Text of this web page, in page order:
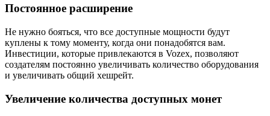
Постоянное расширение
Не нужно бояться, что все доступные мощности будут
куплены к тому моменту, когда они понадобятся вам.
Инвестиции, которые привлекаются в Vozex, позволяют
создателям постоянно увеличивать количество оборудования
и увеличивать общий хешрейт.
Увеличение количества доступных монет